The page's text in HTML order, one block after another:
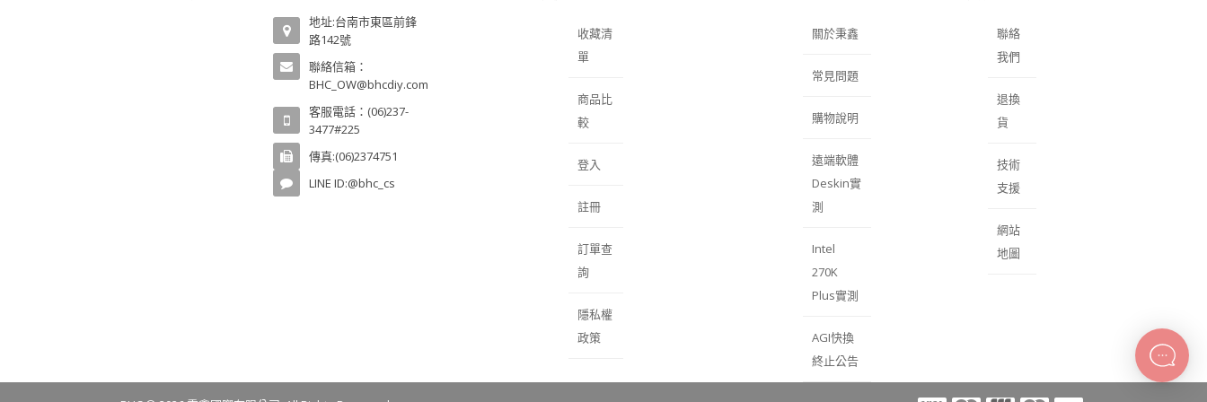
地址:台南市東區前鋒
路142號
聯絡信箱：
BHC_OW@bhcdiy.com
客服電話：(06)237-
3477#225
傳真:(06)2374751
LINE ID:@bhc_cs
收藏清
單
商品比
較
登入
註冊
訂單查
詢
隱私權
政策
關於秉鑫
常見問題
購物說明
遠端軟體
Deskin實
測
Intel
270K
Plus實測
AGI快換
終止公告
聯絡
我們
退換
貨
技術
支援
網站
地圖